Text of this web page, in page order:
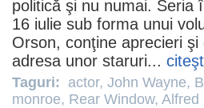
politică şi nu numai. Seria
16 iulie sub forma unui
Orson, conţine aprecieri
adresa unor staruri...
Taguri: actor, John Wayne,
monroe, Rear Window, Alfred